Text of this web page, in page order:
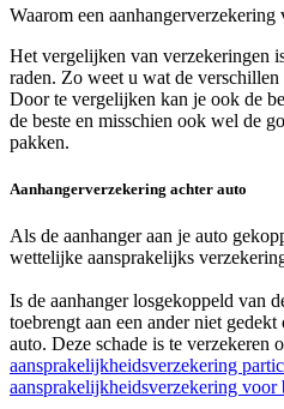
Waarom een aanhangerverzekering
Het vergelijken van verzekeringen
raden. Zo weet u wat de
Door te vergelijken kan je ook de
de beste en misschien ook wel de
pakken.
Aanhangerverzekering achter auto
Als de aanhanger aan je auto
wettelijke aansprakelijks
Is de aanhanger losgekoppeld van
toebrengt aan een ander niet
auto. Deze schade is te verzekeren
aansprakelijkheidsverzekering
aansprakelijkheidsverzekering voor